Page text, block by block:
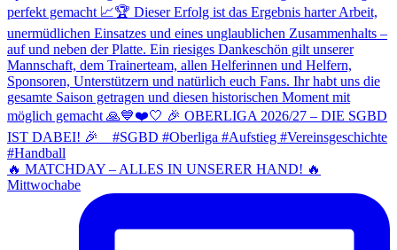
🔥 MATCHDAY – ALLES IN UNSERER HAND! 🔥
Mittwochabe